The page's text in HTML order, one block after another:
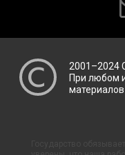
2001–2024
При любом
материалов
Государство